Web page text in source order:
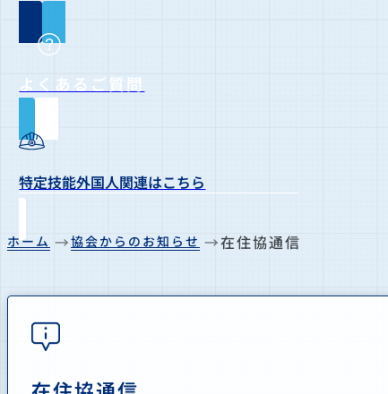
よくあるご質問
特定技能外国人関連はこちら
ホーム 協会からのお知らせ 在住協通信